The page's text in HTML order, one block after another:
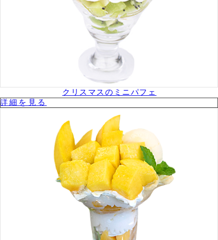
クリスマスのミニパフェ
詳細を⾒る